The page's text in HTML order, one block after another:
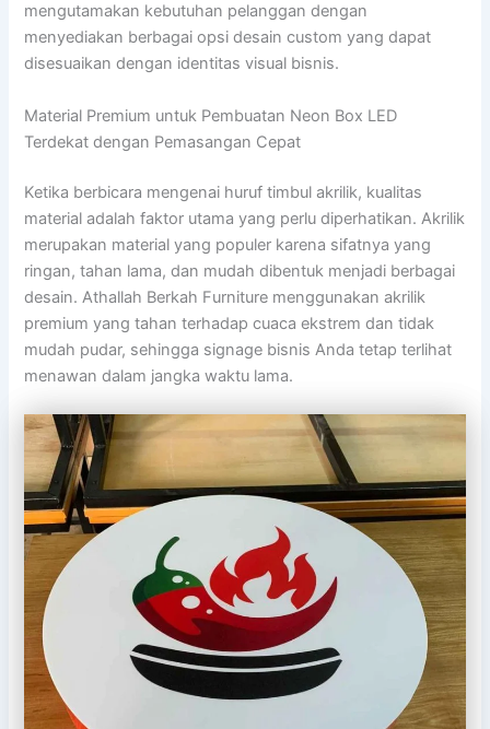
mengutamakan kebutuhan pelanggan dengan
menyediakan berbagai opsi desain custom yang dapat
disesuaikan dengan identitas visual bisnis.
Material Premium untuk Pembuatan Neon Box LED
Terdekat dengan Pemasangan Cepat
Ketika berbicara mengenai huruf timbul akrilik, kualitas
material adalah faktor utama yang perlu diperhatikan. Akrilik
merupakan material yang populer karena sifatnya yang
ringan, tahan lama, dan mudah dibentuk menjadi berbagai
desain. Athallah Berkah Furniture menggunakan akrilik
premium yang tahan terhadap cuaca ekstrem dan tidak
mudah pudar, sehingga signage bisnis Anda tetap terlihat
menawan dalam jangka waktu lama.